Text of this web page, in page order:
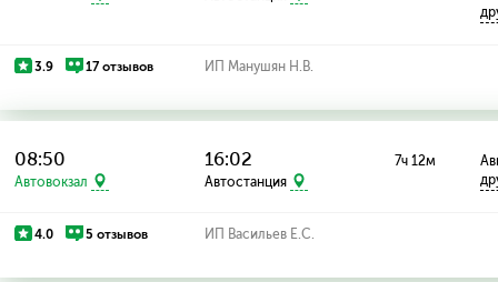
3.9 17 отзывов ИП Манушян Н.В.
08:50
Автовокзал
16:02
Автостанция
7ч 12м
4.0 5 отзывов ИП Васильев E.C.